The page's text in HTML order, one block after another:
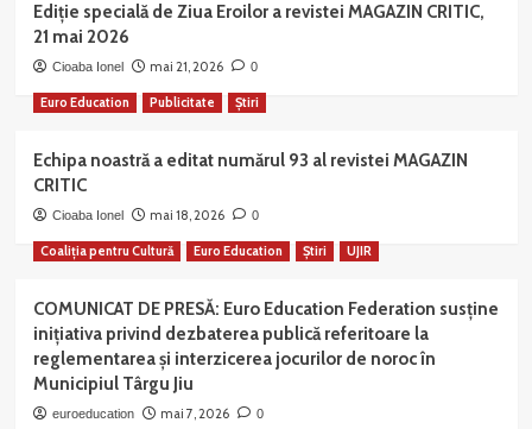
Ediție specială de Ziua Eroilor a revistei MAGAZIN CRITIC,
21 mai 2026
Cioaba Ionel mai 21, 2026 0
Euro Education Publicitate Știri
Echipa noastră a editat numărul 93 al revistei MAGAZIN
CRITIC
Cioaba Ionel mai 18, 2026 0
Coaliția pentru Cultură Euro Education Știri UJIR
COMUNICAT DE PRESĂ: Euro Education Federation susține
inițiativa privind dezbaterea publică referitoare la
reglementarea și interzicerea jocurilor de noroc în
Municipiul Târgu Jiu
euroeducation mai 7, 2026 0